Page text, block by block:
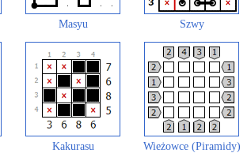
Masyu Szwy
Kakurasu Wieżowce (Piramidy)